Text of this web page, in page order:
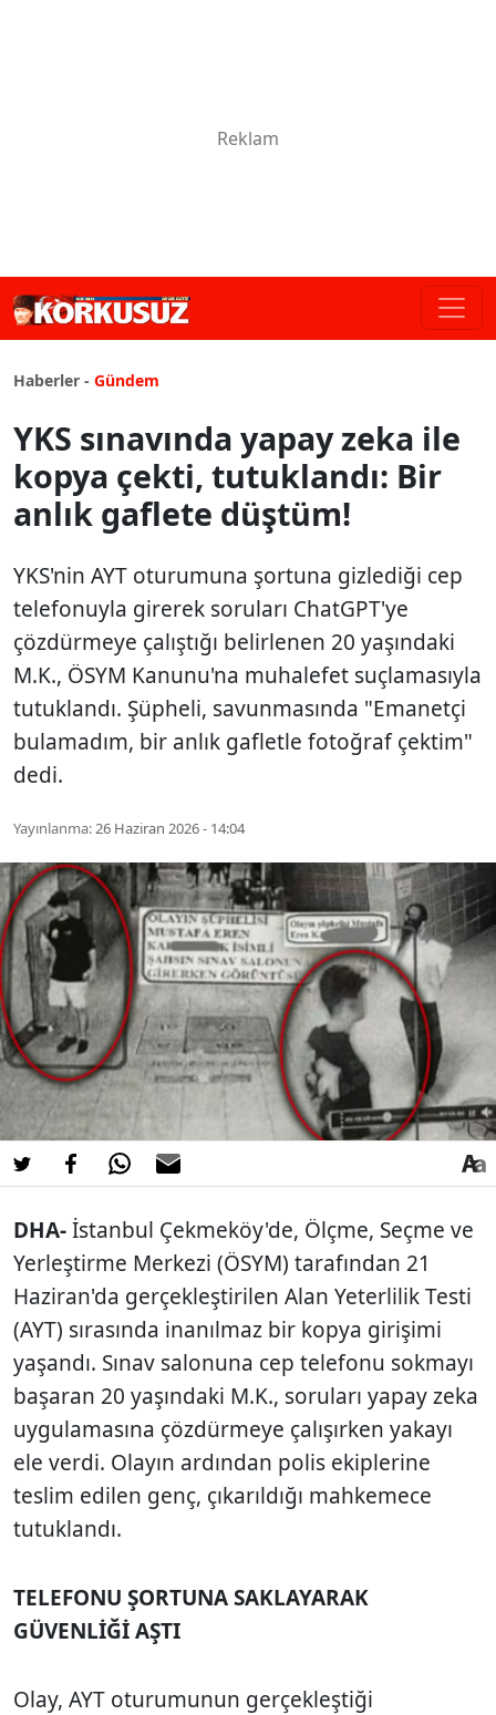
Haberler - Gündem
YKS sınavında yapay zeka ile
kopya çekti, tutuklandı: Bir
anlık gaflete düştüm!
YKS'nin AYT oturumuna şortuna gizlediği cep
telefonuyla girerek soruları ChatGPT'ye
çözdürmeye çalıştığı belirlenen 20 yaşındaki
M.K., ÖSYM Kanunu'na muhalefet suçlamasıyla
tutuklandı. Şüpheli, savunmasında "Emanetçi
bulamadım, bir anlık gafletle fotoğraf çektim"
dedi.
Yayınlanma:26 Haziran 2026 - 14:04
DHA-İstanbul Çekmeköy'de, Ölçme, Seçme ve
Yerleştirme Merkezi (ÖSYM) tarafından 21
Haziran'da gerçekleştirilen Alan Yeterlilik Testi
(AYT) sırasında inanılmaz bir kopya girişimi
yaşandı. Sınav salonuna cep telefonu sokmayı
başaran 20 yaşındaki M.K., soruları yapay zeka
uygulamasına çözdürmeye çalışırken yakayı
ele verdi. Olayın ardından polis ekiplerine
teslim edilen genç, çıkarıldığı mahkemece
tutuklandı.
TELEFONU ŞORTUNA SAKLAYARAK
GÜVENLİĞİ AŞTI
Olay, AYT oturumunun gerçekleştiği